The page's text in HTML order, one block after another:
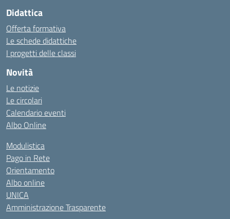
Didattica
Offerta formativa
Le schede didattiche
I progetti delle classi
Novità
Le notizie
Le circolari
Calendario eventi
Albo Online
Modulistica
Pago in Rete
Orientamento
Albo online
UNICA
Amministrazione Trasparente